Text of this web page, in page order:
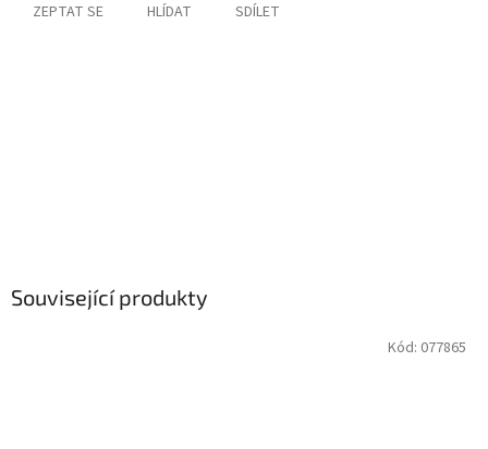
ZEPTAT SE HLÍDAT SDÍLET
Související produkty
Kód: 077865